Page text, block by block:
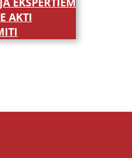
AKTI